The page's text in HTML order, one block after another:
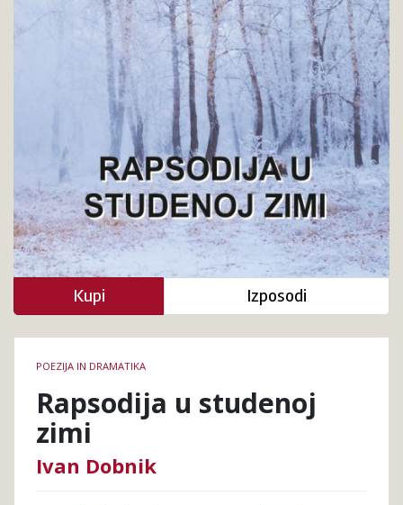
knjige
POEZIJA IN DRAMATIKA
Rapsodija u studenoj
zimi
Ivan Dobnik
Kupi Izposodi